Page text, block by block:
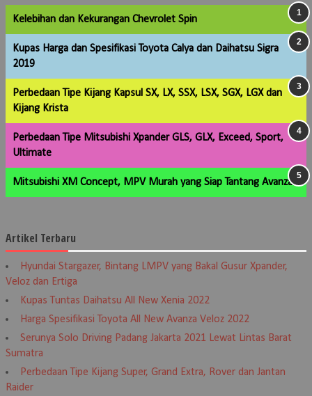
Kelebihan dan Kekurangan Chevrolet Spin
Kupas Harga dan Spesifikasi Toyota Calya dan Daihatsu Sigra
2019
Perbedaan Tipe Kijang Kapsul SX, LX, SSX, LSX, SGX, LGX dan
Kijang Krista
Perbedaan Tipe Mitsubishi Xpander GLS, GLX, Exceed, Sport,
Ultimate
Mitsubishi XM Concept, MPV Murah yang Siap Tantang Avanza
Artikel Terbaru
Hyundai Stargazer, Bintang LMPV yang Bakal Gusur Xpander,
Veloz dan Ertiga
Kupas Tuntas Daihatsu All New Xenia 2022
Harga Spesifikasi Toyota All New Avanza Veloz 2022
Serunya Solo Driving Padang Jakarta 2021 Lewat Lintas Barat
Sumatra
Perbedaan Tipe Kijang Super, Grand Extra, Rover dan Jantan
Raider